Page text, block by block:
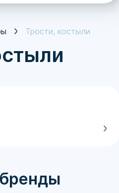
Трости, костыли